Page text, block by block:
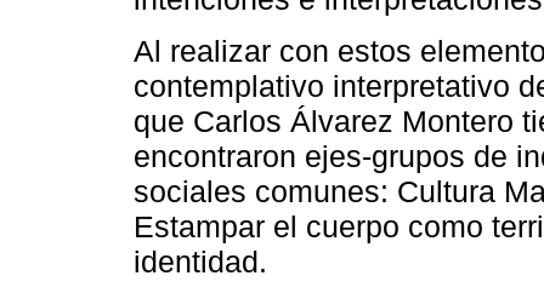
Al realizar con estos
contemplativo interpretativo
que Carlos Álvarez Montero
encontraron ejes-grupos de
sociales comunes: Cultura
Estampar el cuerpo como
identidad.